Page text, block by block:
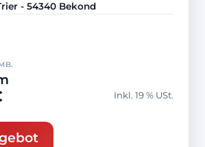
- 54340 Bekond
Inkl. 19 % USt.